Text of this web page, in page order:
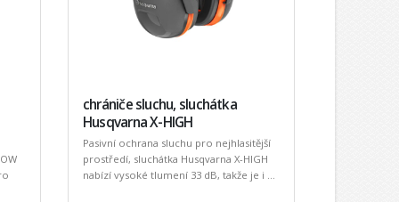
chrániče sluchu, sluchátka
Husqvarna X-HIGH
Pasivní ochrana sluchu pro nejhlasitější
prostředí, sluchátka Husqvarna X-HIGH
nabízí vysoké tlumení 33 dB, takže je i ...